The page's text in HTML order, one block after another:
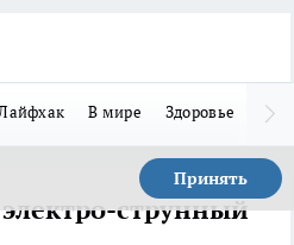
В мире Здоровье
Принять
струнный